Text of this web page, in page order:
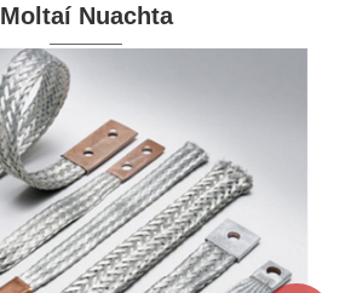
Moltaí Nuachta